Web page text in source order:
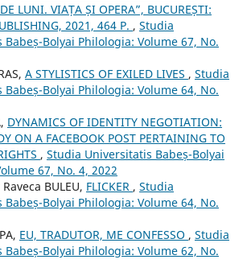
LUNI. VIAȚA ȘI OPERA”, BUCUREȘTI:
2021, 464 P. , Studia
Bolyai Philologia: Volume 67, No.
A STYLISTICS OF EXILED LIVES , Studia
Bolyai Philologia: Volume 64, No.
DYNAMICS OF IDENTITY NEGOTIATION:
ON A FACEBOOK POST PERTAINING TO
, Studia Universitatis Babeș-Bolyai
67, No. 4, 2022
BULEU, FLICKER , Studia
Bolyai Philologia: Volume 64, No.
EU, TRADUTOR, ME CONFESSO , Studia
Bolyai Philologia: Volume 62, No.